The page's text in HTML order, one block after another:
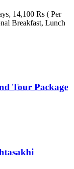
14,100 Rs ( Per
Breakfast, Lunch
Tour Package